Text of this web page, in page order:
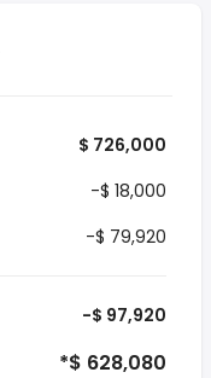
$ 726,000
-$ 18,000
-$ 79,920
-$ 97,920
*$ 628,080